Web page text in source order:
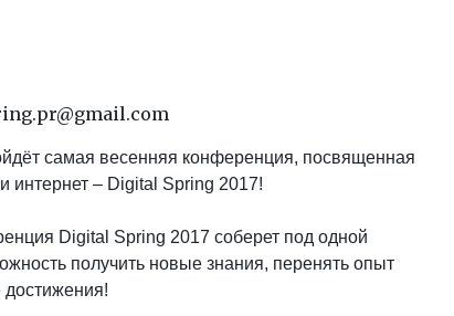
самая весенняя конференция, посвященная
интернет – Digital Spring 2017!
Digital Spring 2017 соберет под одной
получить новые знания, перенять опыт